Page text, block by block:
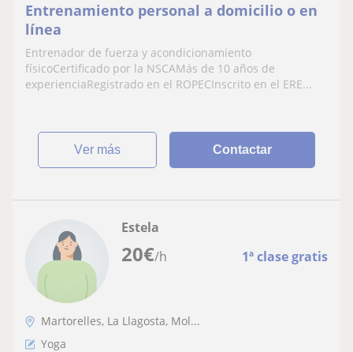
Entrenamiento personal a domicilio o en
línea
Entrenador de fuerza y acondicionamiento
físicoCertificado por la NSCAMás de 10 años de
experienciaRegistrado en el ROPECInscrito en el ERE...
ver más Contactar
20€/h 1ª clase gratis
Estela
Martorelles, La Llagosta, Mol...
Yoga